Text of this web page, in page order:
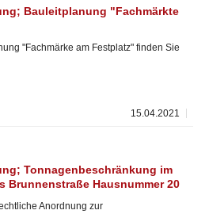
Bauleitplanung "Fachmärkte
"Fachmärke am Festplatz" finden Sie
15.04.2021
Tonnagenbeschränkung im
Brunnenstraße Hausnummer 20
Anordnung zur